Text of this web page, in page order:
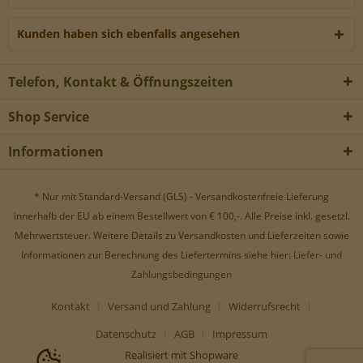
Kunden haben sich ebenfalls angesehen
Telefon, Kontakt & Öffnungszeiten
Shop Service
Informationen
* Nur mit Standard-Versand (GLS) - Versandkostenfreie Lieferung
innerhalb der EU ab einem Bestellwert von € 100,-. Alle Preise inkl. gesetzl.
Mehrwertsteuer. Weitere Details zu Versandkosten und Lieferzeiten sowie
Informationen zur Berechnung des Liefertermins siehe hier: Liefer- und
Zahlungsbedingungen
Kontakt Versand und Zahlung
Widerrufsrecht
Datenschutz
AGB
Impressum
Realisiert mit Shopware